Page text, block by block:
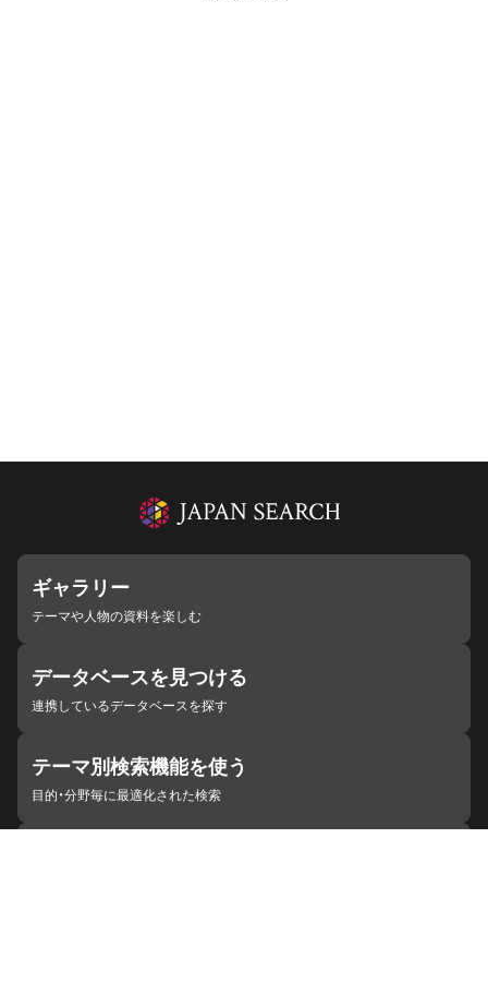
ギャラリー
テーマや人物の資料を楽しむ
データベースを見つける
連携しているデータベースを探す
テーマ別検索機能を使う
目的・分野毎に最適化された検索